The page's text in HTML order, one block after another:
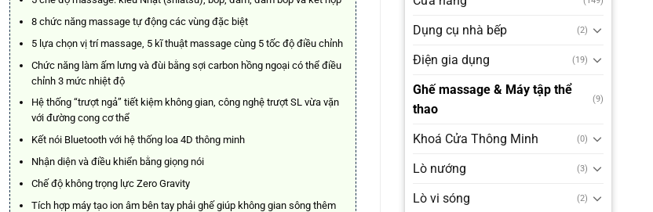
Dụng cụ nhà bếp (2)
Điện gia dụng (19)
Ghế massage & Máy tập thể
thao
(9)
Khoá Cửa Thông Minh (0)
Lò nướng (3)
Lò vi sóng (2)
8 chức năng massage tự động các vùng đặc biệt
5 lựa chọn vị trí massage, 5 kĩ thuật massage cùng 5 tốc độ điều chỉnh
Chức năng làm ấm lưng và đùi bằng sợi carbon hồng ngoại có thể điều
chỉnh 3 mức nhiệt độ
Hệ thống “trượt ngả” tiết kiệm không gian, công nghệ trượt SL vừa vặn
với đường cong cơ thể
Kết nói Bluetooth với hệ thống loa 4D thông minh
Nhận diện và điều khiển bằng giọng nói
Chế độ không trọng lực Zero Gravity
Tích hợp máy tạo ion âm bên tay phải ghế giúp không gian sông thêm